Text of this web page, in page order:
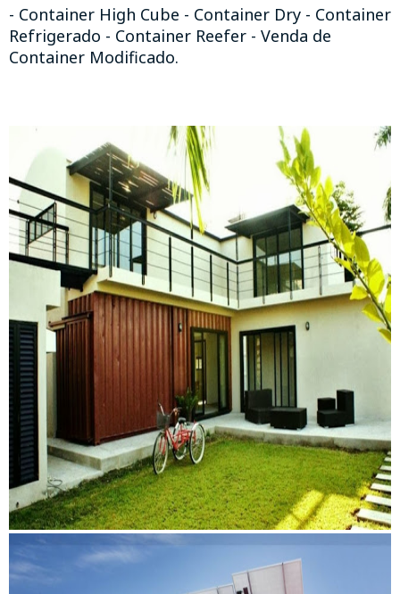
- Container High Cube - Container Dry - Container
Refrigerado - Container Reefer - Venda de
Container Modificado.